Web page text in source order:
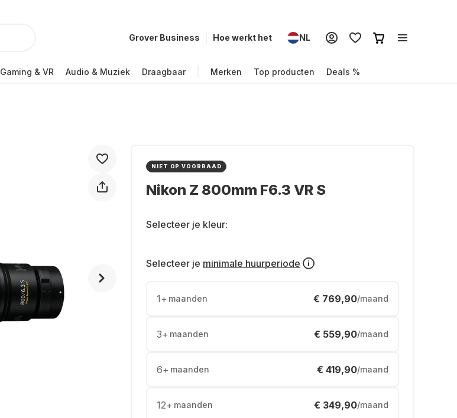
Grover Business Hoe werkt het NL
Gaming & VR Audio & Muziek Draagbaar Merken Top producten Deals %
NIET OP VOORRAAD
Nikon Z 800mm F6.3 VR S
Selecteer je kleur:
Selecteer je minimale huurperiode
1+ maanden € 769,90/maand
3+ maanden € 559,90/maand
6+ maanden € 419,90/maand
12+ maanden € 349,90/maand